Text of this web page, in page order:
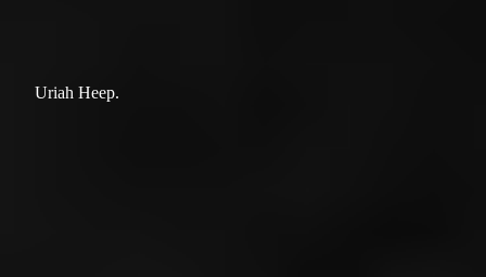
Uriah Heep.